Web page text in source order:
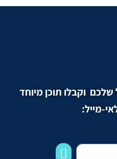
וקבלו תוכן מיוחד
מייל: